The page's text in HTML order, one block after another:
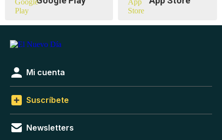
Mi cuenta
Suscríbete
Newsletters